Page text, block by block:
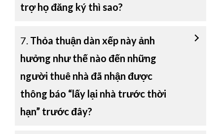
trợ họ đăng ký thì sao?
7. Thỏa thuận dàn xếp này ảnh
hưởng như thế nào đến những
người thuê nhà đã nhận được
thông báo “lấy lại nhà trước thời
hạn” trước đây?